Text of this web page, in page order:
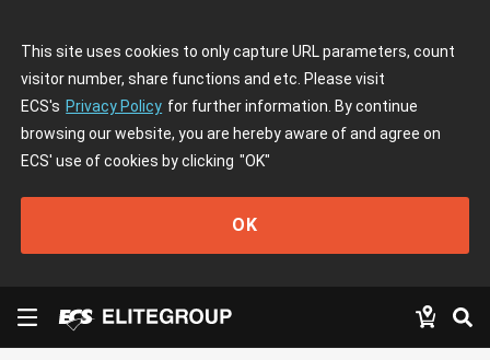
This site uses cookies to only capture URL parameters, count
visitor number, share functions and etc. Please visit
ECS's Privacy Policy for further information. By continue
browsing our website, you are hereby aware of and agree on
ECS' use of cookies by clicking "OK"
OK